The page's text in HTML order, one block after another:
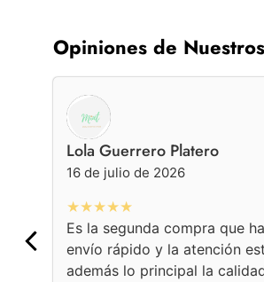
Opiniones de
Lola Guerrero Platero
16 de julio de 2026
★★★★★
Es la segunda compra que
envío rápido y la atención
además lo principal la